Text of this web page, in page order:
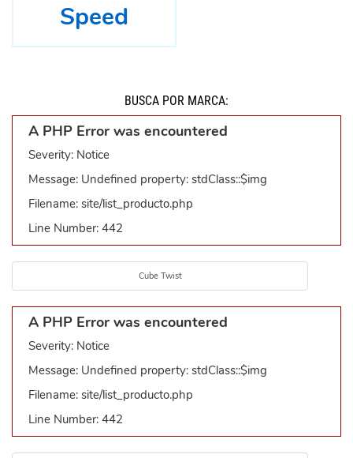
Speed
BUSCÁ POR MARCA:
A PHP Error was encountered
Severity: Notice
Message: Undefined property: stdClass::$img
Filename: site/list_producto.php
Line Number: 442
Cube Twist
A PHP Error was encountered
Severity: Notice
Message: Undefined property: stdClass::$img
Filename: site/list_producto.php
Line Number: 442